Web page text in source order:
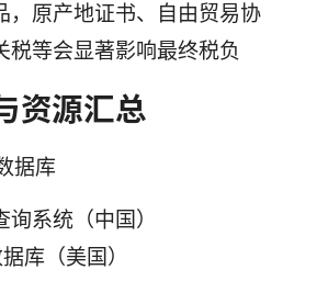
，原产地证书、自由贸易协
税等会显著影响最终税负
资源汇总
据库
系统（中国）
库（美国）